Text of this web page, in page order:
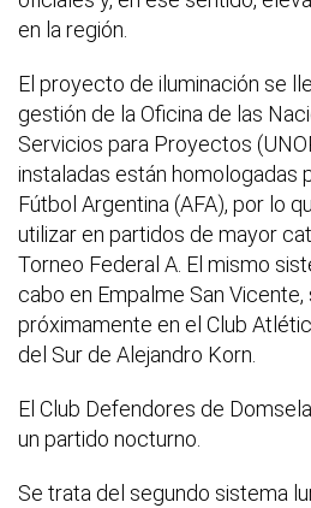
en la región.
El proyecto de iluminación se
gestión de la Oficina de las
Servicios para Proyectos
instaladas están homologadas
Fútbol Argentina (AFA), por lo
utilizar en partidos de mayor
Torneo Federal A. El mismo
cabo en Empalme San
próximamente en el Club
del Sur de Alejandro Korn.
El Club Defendores de
un partido nocturno.
Se trata del segundo sistema